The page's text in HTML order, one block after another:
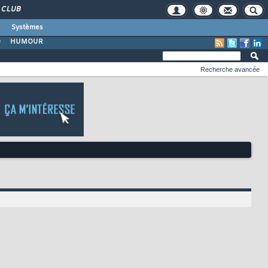
CLUB
Systèmes
HUMOUR
Recherche avancée